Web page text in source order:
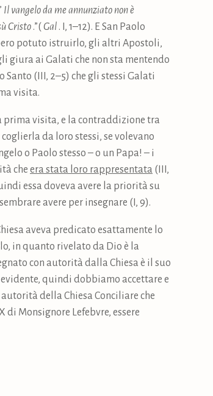
Il vangelo da me annunziato non è
Cristo .”( Gal . I, 1–12). E San Paolo
potuto istruirlo, gli altri Apostoli,
giura ai Galati che non sta mentendo
Santo (III, 2–5) che gli stessi Galati
visita.
prima visita, e la contraddizione tra
coglierla da loro stessi, se volevano
o Paolo stesso – o un Papa! – i
che era stata loro rappresentata (III,
essa doveva avere la priorità su
avere per insegnare (I, 9).
aveva predicato esattamente lo
in quanto rivelato da Dio è la
con autorità dalla Chiesa è il suo
quindi dobbiamo accettare e
della Chiesa Conciliare che
Monsignore Lefebvre, essere